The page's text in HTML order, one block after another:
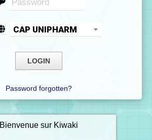
CAP UNIPHARM
Password forgotten?
Bienvenue sur Kiwaki